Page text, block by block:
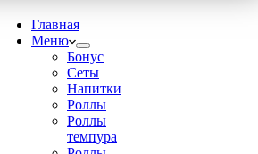
Главная
Меню
Бонус
Сеты
Напитки
Роллы
Роллы
темпура